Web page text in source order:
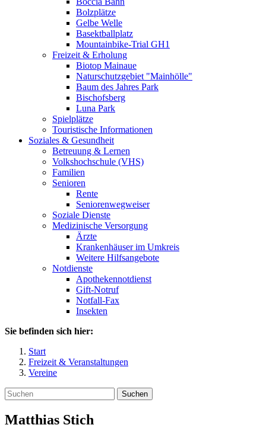
Bolzplätze
Gelbe Welle
Basektballplatz
Mountainbike-Trial GH1
Freizeit & Erholung
Biotop Mainaue
Naturschutzgebiet "Mainhölle"
Baum des Jahres Park
Bischofsberg
Luna Park
Spielplätze
Touristische Informationen
Soziales & Gesundheit
Betreuung & Lernen
Volkshochschule (VHS)
Familien
Senioren
Rente
Seniorenwegweiser
Soziale Dienste
Medizinische Versorgung
Ärzte
Krankenhäuser im Umkreis
Weitere Hilfsangebote
Notdienste
Apothekennotdienst
Gift-Notruf
Notfall-Fax
Insekten
Sie befinden sich hier:
Start
Freizeit & Veranstaltungen
Vereine
Suchen
Matthias Stich